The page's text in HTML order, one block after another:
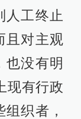
人工终止
且对主观
也没有明
现有行政
织者，